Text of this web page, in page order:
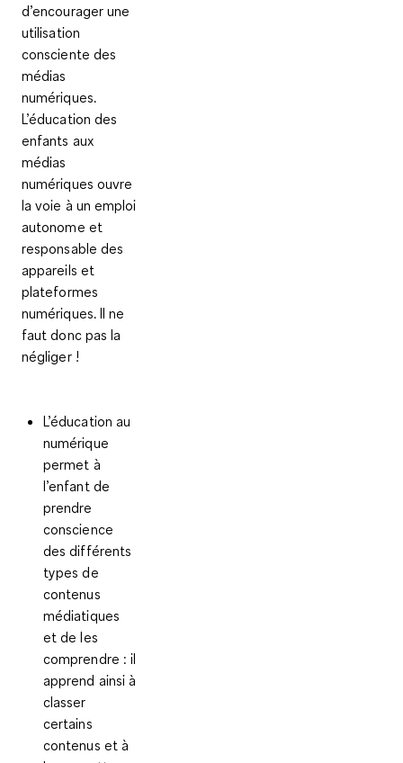
d’encourager une
utilisation
consciente des
médias
numériques.
L’éducation des
enfants aux
médias
numériques ouvre
la voie à un emploi
autonome et
responsable des
appareils et
plateformes
numériques. Il ne
faut donc pas la
négliger !
L’éducation au
numérique
permet à
l’enfant de
prendre
conscience
des différents
types de
contenus
médiatiques
et de les
comprendre : il
apprend ainsi à
classer
certains
contenus et à